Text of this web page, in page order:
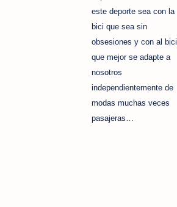
este deporte sea con la
bici que sea sin
obsesiones y con al bici
que mejor se adapte a
nosotros
independientemente de
modas muchas veces
pasajeras…